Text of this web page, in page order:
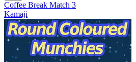
Coffee Break Match 3
Kamaji